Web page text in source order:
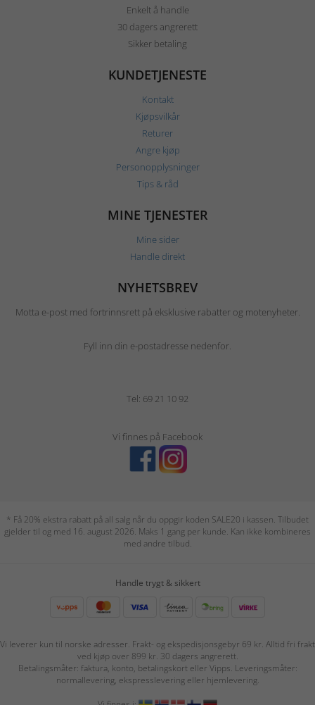
Enkelt å handle
30 dagers angrerett
Sikker betaling
KUNDETJENESTE
Kontakt
Kjøpsvilkår
Returer
Angre kjøp
Personopplysninger
Tips & råd
MINE TJENESTER
Mine sider
Handle direkt
NYHETSBREV
Motta e-post med fortrinnsrett på eksklusive rabatter og motenyheter.
Fyll inn din e-postadresse nedenfor.
Tel: 69 21 10 92
Vi finnes på Facebook
* Få 20% ekstra rabatt på all salg når du oppgir koden SALE20 i kassen. Tilbudet
gjelder til og med 16. august 2026. Maks 1 gang per kunde. Kan ikke kombineres
med andre tilbud.
Handle trygt & sikkert
Vi leverer kun til norske adresser. Frakt- og ekspedisjonsgebyr 69 kr. Alltid fri frakt
ved kjøp over 899 kr. 30 dagers angrerett.
Betalingsmåter: faktura, konto, betalingskort eller Vipps. Leveringsmåter:
normallevering, ekspresslevering eller hjemlevering.